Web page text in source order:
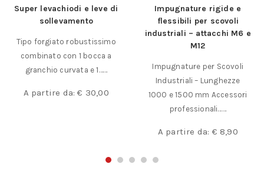
Super levachiodi e leve di
sollevamento
Tipo forgiato robustissimo
combinato con 1 bocca a
granchio curvata e 1……
A partire da:€ 30,00
Impugnature rigide e
flessibili per scovoli
industriali – attacchi M6 e
M12
Impugnature per Scovoli
Industriali – Lunghezze
1000 e 1500 mm Accessori
professionali……
A partire da: € 8,90